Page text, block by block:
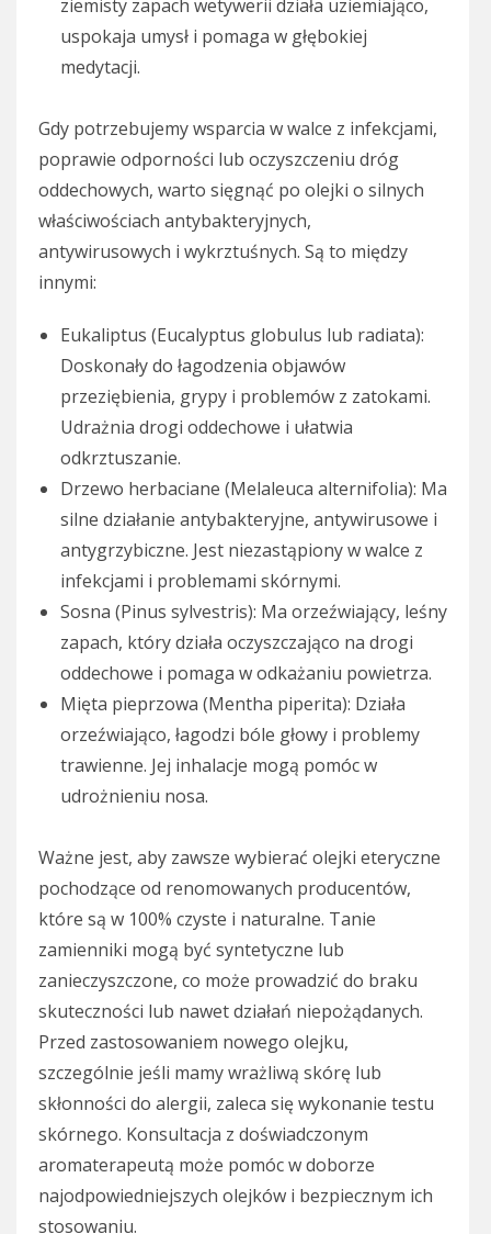
ziemisty zapach wetywerii działa uziemiająco,
uspokaja umysł i pomaga w głębokiej
medytacji.
Gdy potrzebujemy wsparcia w walce z infekcjami,
poprawie odporności lub oczyszczeniu dróg
oddechowych, warto sięgnąć po olejki o silnych
właściwościach antybakteryjnych,
antywirusowych i wykrztuśnych. Są to między
innymi:
Eukaliptus (Eucalyptus globulus lub radiata):
Doskonały do łagodzenia objawów
przeziębienia, grypy i problemów z zatokami.
Udrażnia drogi oddechowe i ułatwia
odkrztuszanie.
Drzewo herbaciane (Melaleuca alternifolia): Ma
silne działanie antybakteryjne, antywirusowe i
antygrzybiczne. Jest niezastąpiony w walce z
infekcjami i problemami skórnymi.
Sosna (Pinus sylvestris): Ma orzeźwiający, leśny
zapach, który działa oczyszczająco na drogi
oddechowe i pomaga w odkażaniu powietrza.
Mięta pieprzowa (Mentha piperita): Działa
orzeźwiająco, łagodzi bóle głowy i problemy
trawienne. Jej inhalacje mogą pomóc w
udrożnieniu nosa.
Ważne jest, aby zawsze wybierać olejki eteryczne
pochodzące od renomowanych producentów,
które są w 100% czyste i naturalne. Tanie
zamienniki mogą być syntetyczne lub
zanieczyszczone, co może prowadzić do braku
skuteczności lub nawet działań niepożądanych.
Przed zastosowaniem nowego olejku,
szczególnie jeśli mamy wrażliwą skórę lub
skłonności do alergii, zaleca się wykonanie testu
skórnego. Konsultacja z doświadczonym
aromaterapeutą może pomóc w doborze
najodpowiedniejszych olejków i bezpiecznym ich
stosowaniu.